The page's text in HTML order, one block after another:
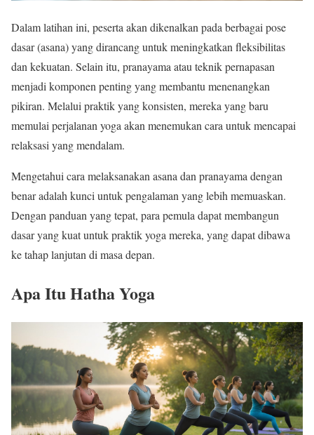
Dalam latihan ini, peserta akan dikenalkan pada berbagai pose
dasar (asana) yang dirancang untuk meningkatkan fleksibilitas
dan kekuatan. Selain itu, pranayama atau teknik pernapasan
menjadi komponen penting yang membantu menenangkan
pikiran. Melalui praktik yang konsisten, mereka yang baru
memulai perjalanan yoga akan menemukan cara untuk mencapai
relaksasi yang mendalam.
Mengetahui cara melaksanakan asana dan pranayama dengan
benar adalah kunci untuk pengalaman yang lebih memuaskan.
Dengan panduan yang tepat, para pemula dapat membangun
dasar yang kuat untuk praktik yoga mereka, yang dapat dibawa
ke tahap lanjutan di masa depan.
Apa Itu Hatha Yoga